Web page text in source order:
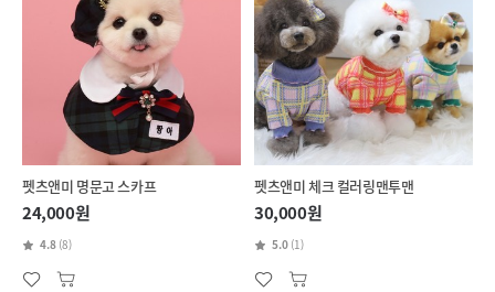
펫츠앤미 명문고 스카프
24,000원
4.8 (8)
펫츠앤미 체크 컬러링맨투맨
30,000원
5.0 (1)